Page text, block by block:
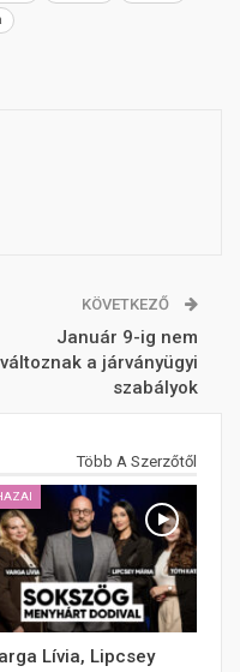
KÖVETKEZŐ
Január 9-ig nem
változnak a járványügyi
szabályok
Több A Szerzőtől
Lívia, Lipcsey